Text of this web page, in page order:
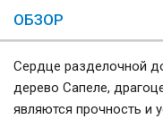
ОБЗОР
Сердце разделочной
дерево Сапеле,
являются прочность и